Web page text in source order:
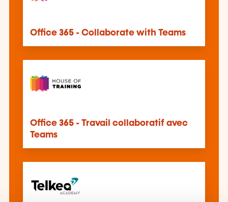
Office 365 - Collaborate with Teams
Office 365 - Travail collaboratif avec
Teams